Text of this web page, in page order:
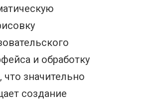
и обработку
значительно
создание